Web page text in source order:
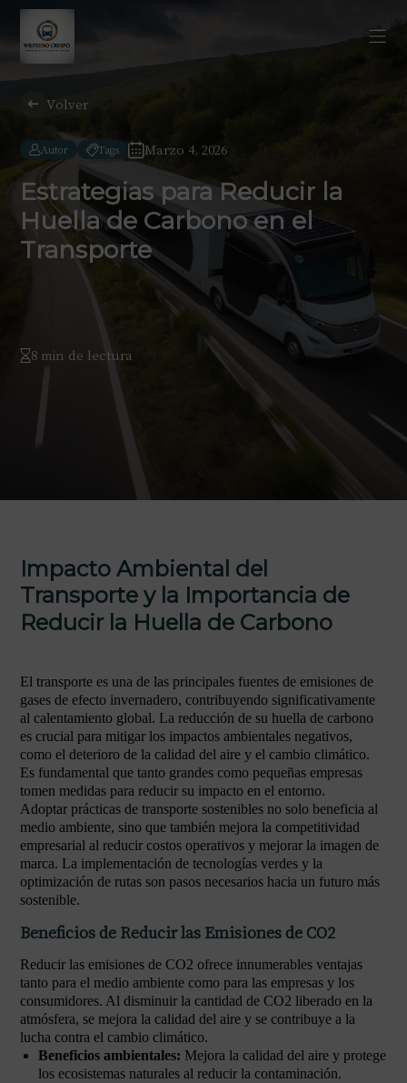
Volver
Autor Tags Marzo 4, 2026
Estrategias para Reducir la
Huella de Carbono en el
Transporte
8 min de lectura
Impacto Ambiental del
Transporte y la Importancia de
Reducir la Huella de Carbono
El transporte es una de las principales fuentes de emisiones de
gases de efecto invernadero, contribuyendo significativamente
al calentamiento global. La reducción de su huella de carbono
es crucial para mitigar los impactos ambientales negativos,
como el deterioro de la calidad del aire y el cambio climático.
Es fundamental que tanto grandes como pequeñas empresas
tomen medidas para reducir su impacto en el entorno.
Adoptar prácticas de transporte sostenibles no solo beneficia al
medio ambiente, sino que también mejora la competitividad
empresarial al reducir costos operativos y mejorar la imagen de
marca. La implementación de tecnologías verdes y la
optimización de rutas son pasos necesarios hacia un futuro más
sostenible.
Beneficios de Reducir las Emisiones de CO2
Reducir las emisiones de CO2 ofrece innumerables ventajas
tanto para el medio ambiente como para las empresas y los
consumidores. Al disminuir la cantidad de CO2 liberado en la
atmósfera, se mejora la calidad del aire y se contribuye a la
lucha contra el cambio climático.
Beneficios ambientales: Mejora la calidad del aire y protege
los ecosistemas naturales al reducir la contaminación.